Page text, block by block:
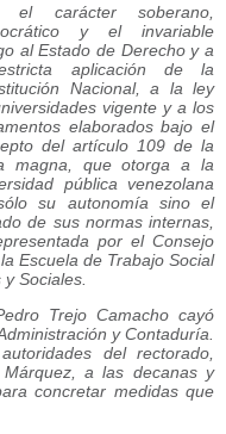
el carácter soberano,
y el invariable
al Estado de Derecho y a
aplicación de la
Nacional, a la ley
vigente y a los
elaborados bajo el
del artículo 109 de la
magna, que otorga a la
pública venezolana
su autonomía sino el
de sus normas internas,
por el Consejo
Escuela de Trabajo Social
Sociales.
Trejo Camacho cayó
y Contaduría.
del rectorado,
a las decanas y
concretar medidas que